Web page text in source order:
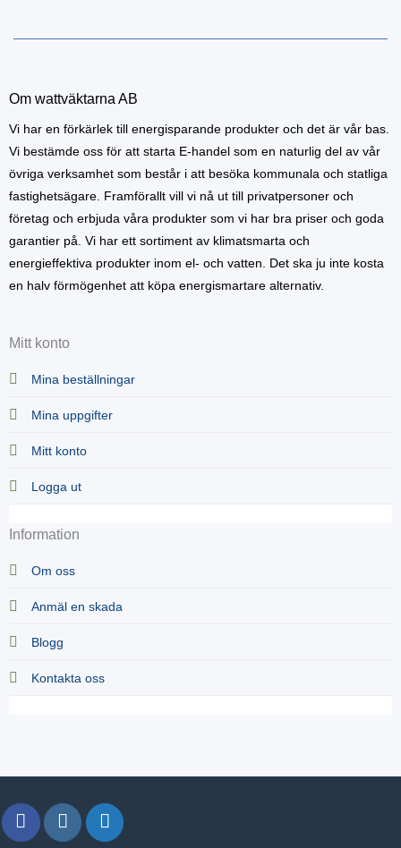
Om wattväktarna AB
Vi har en förkärlek till energisparande produkter och det är vår bas.
Vi bestämde oss för att starta E-handel som en naturlig del av vår
övriga verksamhet som består i att besöka kommunala och statliga
fastighetsägare. Framförallt vill vi nå ut till privatpersoner och
företag och erbjuda våra produkter som vi har bra priser och goda
garantier på. Vi har ett sortiment av klimatsmarta och
energieffektiva produkter inom el- och vatten. Det ska ju inte kosta
en halv förmögenhet att köpa energismartare alternativ.
Mitt konto
Mina beställningar
Mina uppgifter
Mitt konto
Logga ut
Information
Om oss
Anmäl en skada
Blogg
Kontakta oss